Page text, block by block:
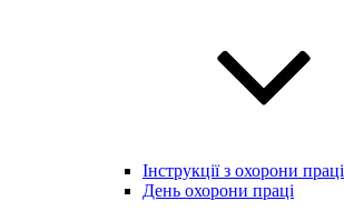
Інструкції з охорони праці
День охорони праці